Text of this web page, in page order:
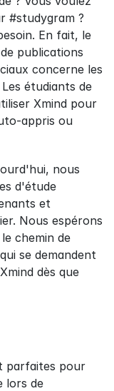
#studygram ?
En fait, le
publications
concerne les
étudiants de
Xmind pour
appris ou
nous
d'étude
et
Nous espérons
chemin de
se demandent
dès que
parfaites pour
lors de